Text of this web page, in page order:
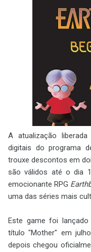
A atualização
digitais do programa
trouxe descontos em
são válidos até o dia
emocionante RPG
uma das séries mais
Este game foi
título "Mother" em
depois chegou